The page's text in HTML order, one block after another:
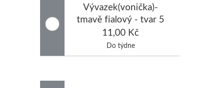
Vývazek(vonička)-
tmavě fialový - tvar 5
11,00 Kč
Do týdne